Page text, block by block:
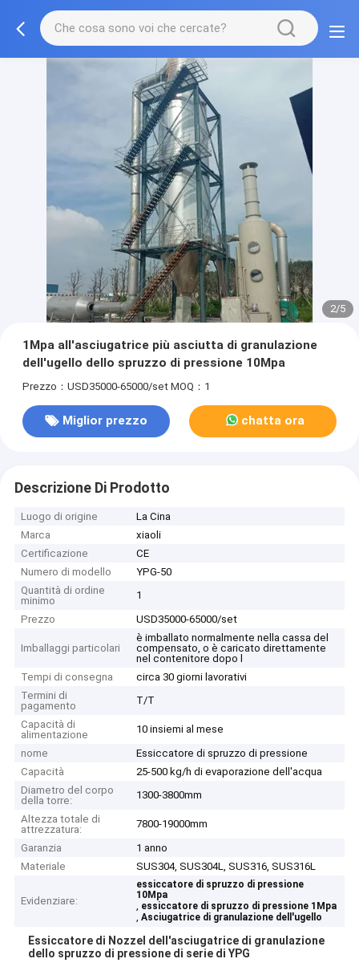
2/5
1Mpa all'asciugatrice più asciutta di granulazione
dell'ugello dello spruzzo di pressione 10Mpa
Prezzo：USD35000-65000/set MOQ：1
Miglior prezzo chatta ora
Descrizione Di Prodotto
Luogo di origine
La Cina
Marca
xiaoli
Certificazione
CE
Numero di modello
YPG-50
Quantità di ordine
minimo
1
Prezzo
USD35000-65000/set
Imballaggi particolari
è imballato normalmente nella cassa del
compensato, o è caricato direttamente
nel contenitore dopo l
Tempi di consegna
circa 30 giorni lavorativi
Termini di
pagamento
T/T
Capacità di
alimentazione
10 insiemi al mese
nome
Essiccatore di spruzzo di pressione
Capacità
25-500 kg/h di evaporazione dell'acqua
Diametro del corpo
della torre:
1300-3800mm
Altezza totale di
attrezzatura:
7800-19000mm
Garanzia
1 anno
Materiale
SUS304, SUS304L, SUS316, SUS316L
Evidenziare:
essiccatore di spruzzo di pressione
10Mpa
, essiccatore di spruzzo di pressione 1Mpa
,Asciugatrice di granulazione dell'ugello
Essiccatore di Nozzel dell'asciugatrice di granulazione
dello spruzzo di pressione di serie di YPG